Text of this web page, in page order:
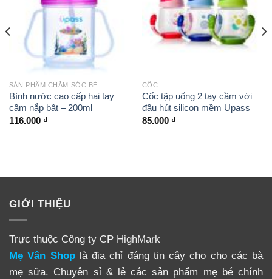
SẢN PHẨM CHĂM SÓC BÉ
Bình nước cao cấp hai tay
cầm nắp bật – 200ml
116.000 ₫
CỐC
Cốc tập uống 2 tay cầm với
đầu hút silicon mềm Upass
85.000 ₫
GIỚI THIỆU
Trực thuộc Công ty CP HighMark
Mẹ Vân Shoplà địa chỉ đáng tin cậy cho cho các bà
mẹ sữa. Chuyên sỉ & lẻ các sản phẩm mẹ bé chính